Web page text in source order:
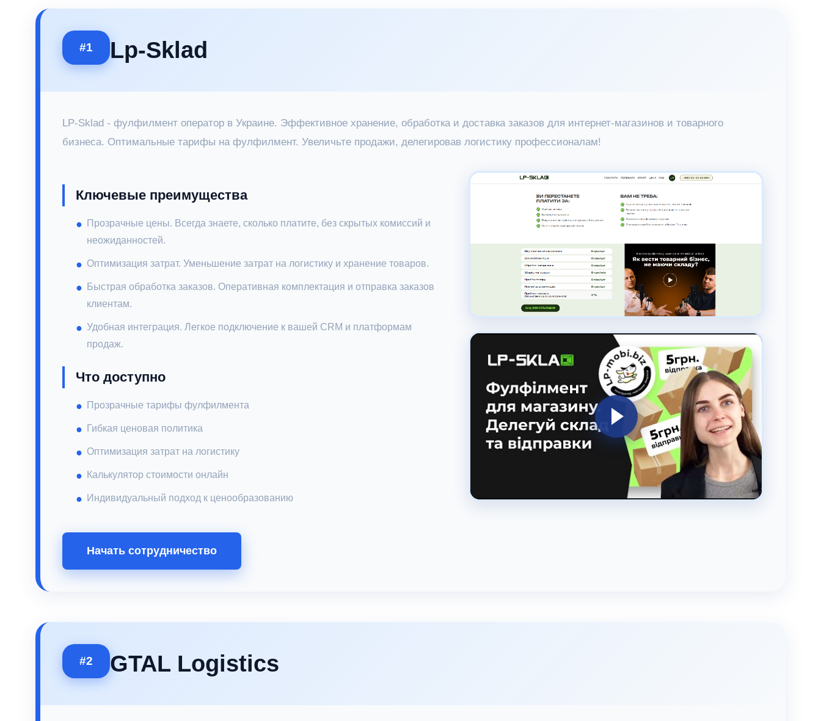
#1 Lp-Sklad
LP-Sklad - фулфилмент оператор в Украине. Эффективное хранение, обработка и доставка заказов для интернет-магазинов и товарного
бизнеса. Оптимальные тарифы на фулфилмент. Увеличьте продажи, делегировав логистику профессионалам!
Ключевые преимущества
Прозрачные цены. Всегда знаете, сколько платите, без скрытых комиссий и
неожиданностей.
Оптимизация затрат. Уменьшение затрат на логистику и хранение товаров.
Быстрая обработка заказов. Оперативная комплектация и отправка заказов
клиентам.
Удобная интеграция. Легкое подключение к вашей CRM и платформам
продаж.
Что доступно
Прозрачные тарифы фулфилмента
Гибкая ценовая политика
Оптимизация затрат на логистику
Калькулятор стоимости онлайн
Индивидуальный подход к ценообразованию
Начать сотрудничество
#2 GTAL Logistics